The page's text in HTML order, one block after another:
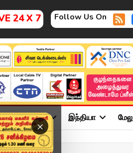
24 X 7 Follow Us On
×
விளையாட்டு இந்தியா